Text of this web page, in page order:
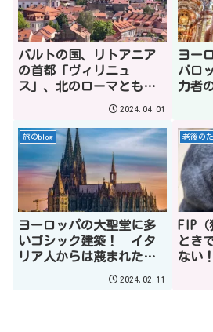
バルトの国、リトアニア
の首都「ヴィリニュ
ス」、北のローマとも例
えられる美しい街、歴
2024.04.01
ヨー
バロ
力者
建物
旅のblog
ヨーロッパの大聖堂に多
いゴシック建築！ イタ
リア人からは蔑まれた建
築様式って知ってました
2024.02.11
老後の
FIP
とき
ない
ラビ